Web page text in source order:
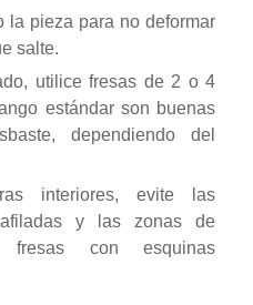
la pieza para no deformar
salte.
utilice fresas de 2 o 4
estándar son buenas
dependiendo del
interiores, evite las
y las zonas de
con esquinas